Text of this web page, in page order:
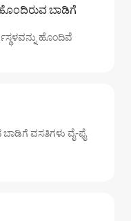
ಬಾಡಿಗೆ
ಹೊಂದಿವೆ
ವಸತಿಗಳು ವೈ-ಫೈ